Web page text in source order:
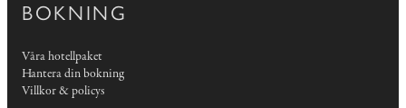
BOKNING
Våra hotellpaket
Hantera din bokning
Villkor & policys